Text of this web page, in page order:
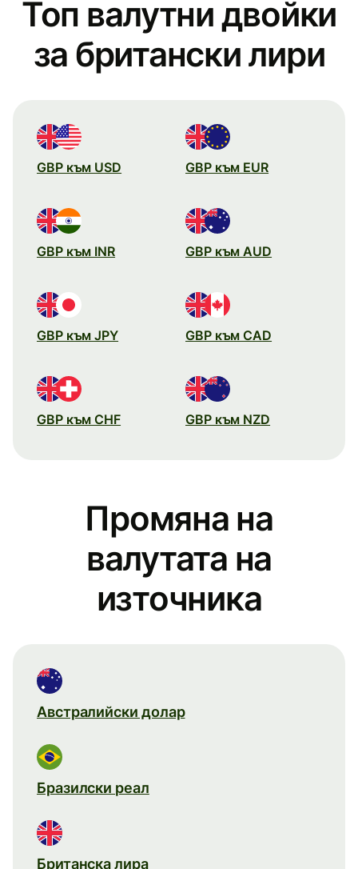
Топ валутни двойки
за британски лири
GBP към USD GBP към EUR
GBP към INR GBP към AUD
GBP към JPY GBP към CAD
GBP към CHF GBP към NZD
Промяна на
валутата на
източника
Австралийски долар
Бразилски реал
Британска лира